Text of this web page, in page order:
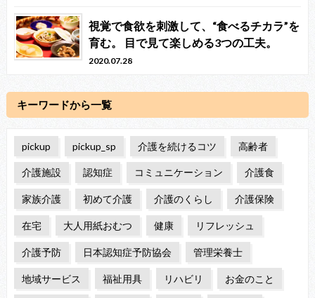
視覚で食欲を刺激して、“食べるチカラ”を
育む。 目で見て楽しめる3つの工夫。
2020.07.28
キーワードから一覧
pickup pickup_sp 介護を続けるコツ 高齢者
介護施設 認知症 コミュニケーション 介護食
家族介護 初めて介護 介護のくらし 介護保険
在宅 大人用紙おむつ 健康 リフレッシュ
介護予防 日本認知症予防協会 管理栄養士
地域サービス 福祉用具 リハビリ お金のこと